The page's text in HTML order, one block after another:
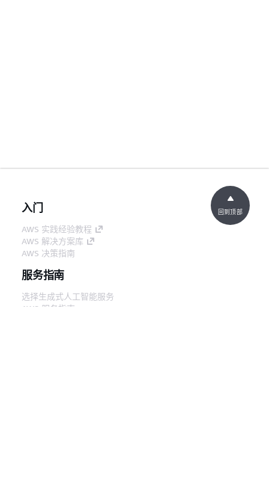
入门
AWS 实践经验教程
AWS 解决方案库
AWS 决策指南
服务指南
选择生成式人工智能服务
AWS 服务指南
回到顶部